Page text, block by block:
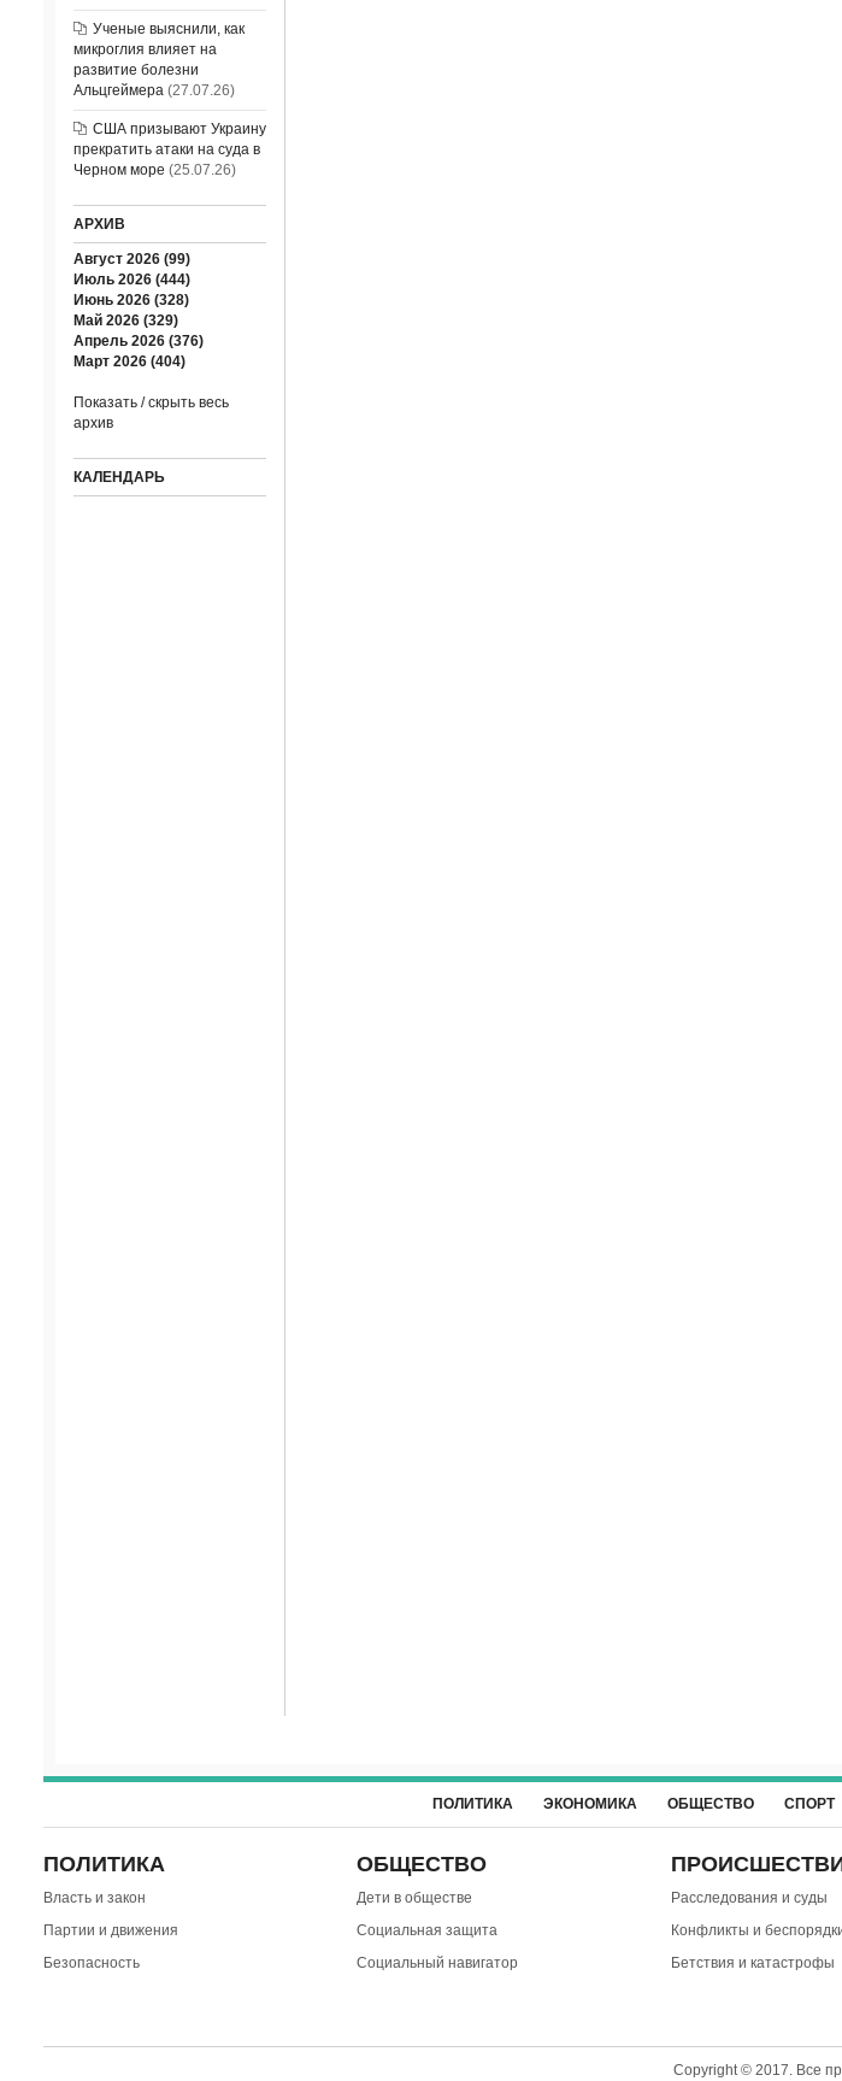
Ученые выяснили, как
микроглия влияет на
развитие болезни
Альцгеймера(27.07.26)
США призывают Украину
прекратить атаки на суда в
Черном море (25.07.26)
АРХИВ
Август 2026 (99)
Июль 2026 (444)
Июнь 2026 (328)
Май 2026 (329)
Апрель 2026 (376)
Март 2026 (404)
Показать / скрыть весь
архив
КАЛЕНДАРЬ
ПОЛИТИКА ЭКОНОМИКА ОБЩЕСТВО СПОРТ
ПОЛИТИКА
Власть и закон
Партии и движения
Безопасность
ОБЩЕСТВО
Дети в обществе
Социальная защита
Социальный навигатор
Расследования и суды
Конфликты и
Бетствия и катастрофы
Copyright © 2017. Все